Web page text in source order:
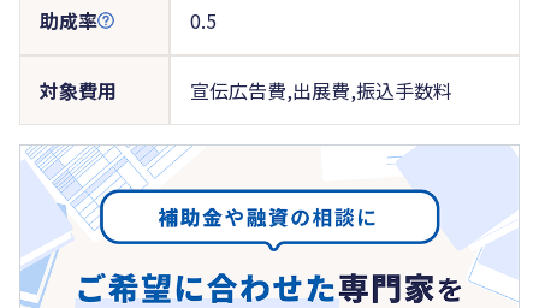
助成率 0.5
対象費用 宣伝広告費,出展費,振込手数料